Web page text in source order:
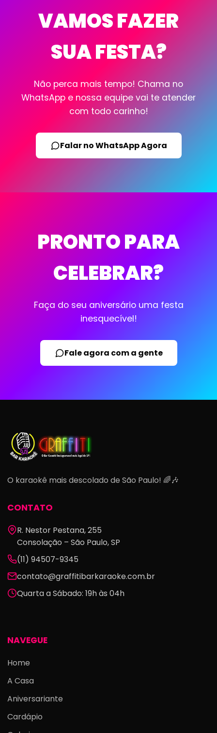
VAMOS FAZER
SUA FESTA?
Não perca mais tempo! Chama no
WhatsApp e nossa equipe vai te atender
com todo carinho!
Falar no WhatsApp Agora
PRONTO PARA
CELEBRAR?
Faça do seu aniversário uma festa
inesquecível!
Fale agora com a gente
O karaokê mais descolado de São Paulo! 🌈🎶
CONTATO
R. Nestor Pestana, 255
Consolação – São Paulo, SP
(11) 94507-9345
contato@graffitibarkaraoke.com.br
Quarta a Sábado: 19h às 04h
NAVEGUE
Home
A Casa
Aniversariante
Cardápio